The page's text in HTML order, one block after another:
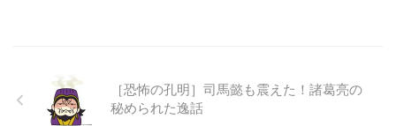
［恐怖の孔明］司馬懿も震えた！諸葛亮の
秘められた逸話